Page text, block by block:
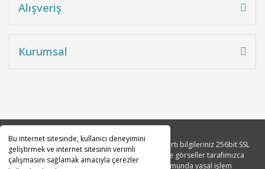
Bu internet sitesinde, kullanıcı deneyimini
geliştirmek ve internet sitesinin verimli
çalışmasını sağlamak amacıyla çerezler
Alışveriş
Kurumsal
Copyright 2010© Tüm hakları saklıdır. Kredi kartı bilgileriniz 256bit SSL
sertifikası ile korunmaktadır. Tüm açıklama ve görseller tarafımızca
tasarlanmıştır. İzinsiz kopyalanması durumunda yasal işlem